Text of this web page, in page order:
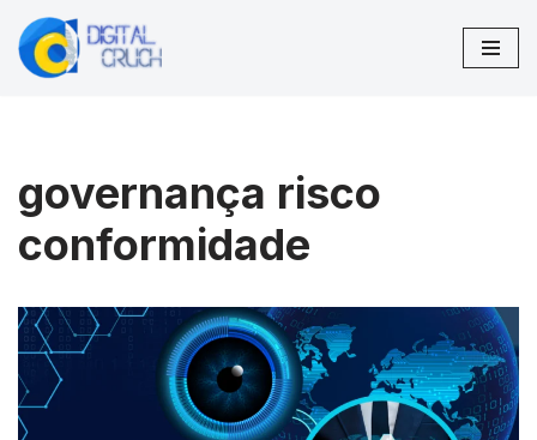
Pular
governança risco
conformidade